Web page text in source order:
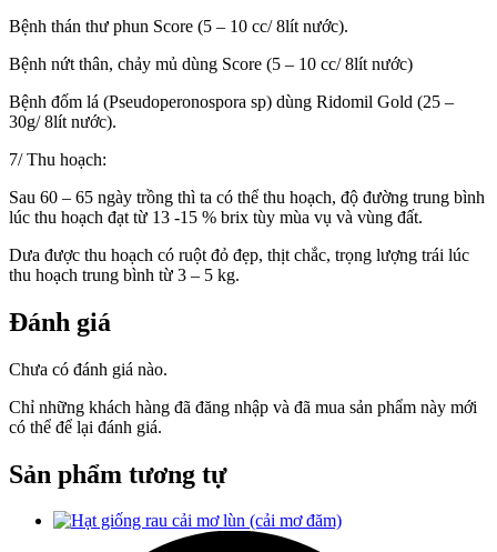
Bệnh thán thư phun Score (5 – 10 cc/ 8lít nước).
Bệnh nứt thân, chảy mủ dùng Score (5 – 10 cc/ 8lít nước)
Bệnh đốm lá (Pseudoperonospora sp) dùng Ridomil Gold (25 –
30g/ 8lít nước).
7/ Thu hoạch:
Sau 60 – 65 ngày trồng thì ta có thể thu hoạch, độ đường trung bình
lúc thu hoạch đạt từ 13 -15 % brix tùy mùa vụ và vùng đất.
Dưa được thu hoạch có ruột đỏ đẹp, thịt chắc, trọng lượng trái lúc
thu hoạch trung bình từ 3 – 5 kg.
Đánh giá
Chưa có đánh giá nào.
Chỉ những khách hàng đã đăng nhập và đã mua sản phẩm này mới
có thể để lại đánh giá.
Sản phẩm tương tự